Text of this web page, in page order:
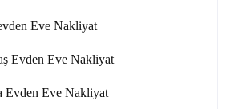
Eve Nakliyat
Evden Eve Nakliyat
Evden Eve Nakliyat